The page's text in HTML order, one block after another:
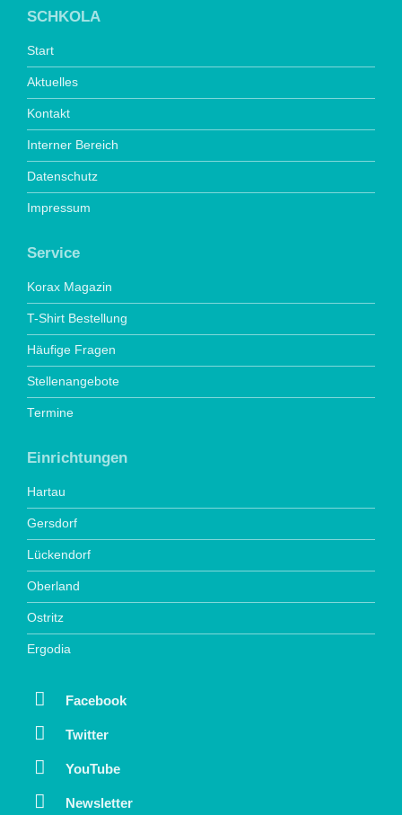
SCHKOLA
Start
Aktuelles
Kontakt
Interner Bereich
Datenschutz
Impressum
Service
Korax Magazin
T-Shirt Bestellung
Häufige Fragen
Stellenangebote
Termine
Einrichtungen
Hartau
Gersdorf
Lückendorf
Oberland
Ostritz
Ergodia
Facebook
Twitter
YouTube
Newsletter